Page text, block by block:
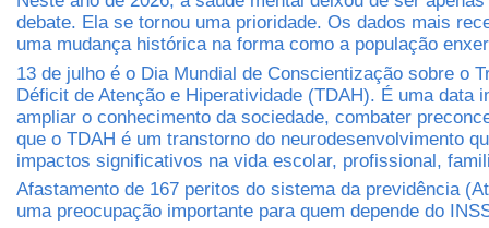
debate. Ela se tornou uma prioridade. Os dados mais
uma mudança histórica na forma como a população
13 de julho é o Dia Mundial de Conscientização sobre o
Déficit de Atenção e Hiperatividade (TDAH). É uma data
ampliar o conhecimento da sociedade, combater
que o TDAH é um transtorno do neurodesenvolvimento
impactos significativos na vida escolar, profissional,
Afastamento de 167 peritos do sistema da previdência
uma preocupação importante para quem depende do